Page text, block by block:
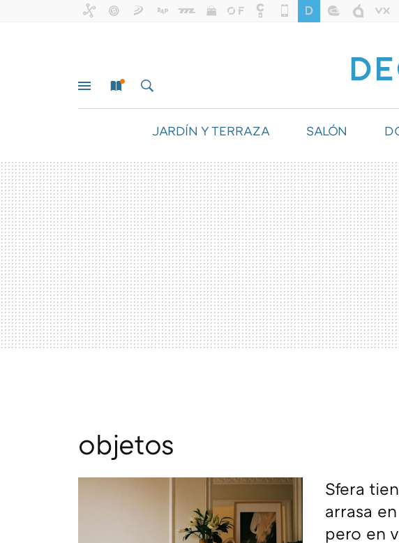
JARDÍN Y TERRAZA SALÓN
objetos
Sfera
arrasa
pero en